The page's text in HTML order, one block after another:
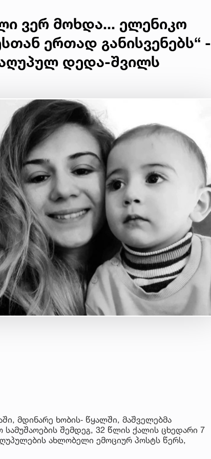
ვერ მოხდა... ელენიკო
ერთად განისვენებს“ -
დედა-შვილს
მდინარე ხობის‐ წყალში, მაშველებმა
შემდეგ, 32 წლის ქალის ცხედარი 7
ახლობელი ემოციურ პოსტს წერს,